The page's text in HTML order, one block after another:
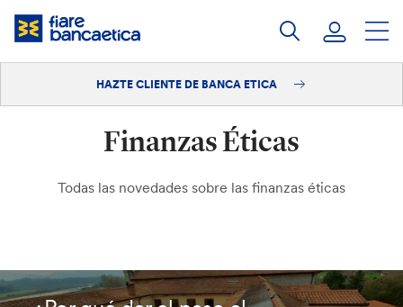
Saltar
HAZTE CLIENTE DE BANCA ETICA
Finanzas Éticas
Todas las novedades sobre las finanzas éticas